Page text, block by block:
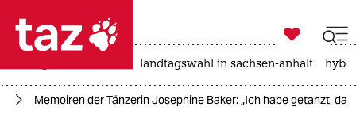
 taz zahl ich
taz zahl ich

taz zahl ich
landtagswahl in sachsen-anhalt
Memoiren der Tänzerin Josephine Baker: „Ich habe getanzt,